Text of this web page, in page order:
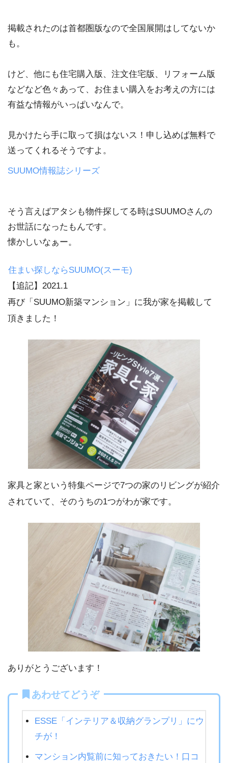
掲載されたのは首都圏版なので全国展開はしてないか
も。
けど、他にも住宅購入版、注文住宅版、リフォーム版
などなど色々あって、お住まい購入をお考えの方には
有益な情報がいっぱいなんで。
見かけたら手に取って損はないス！申し込めば無料で
送ってくれるそうですよ。
SUUMO情報誌シリーズ
そう言えばアタシも物件探してる時はSUUMOさんの
お世話になったもんです。
懐かしいなぁー。
住まい探しならSUUMO(スーモ)
【追記】2021.1
再び「SUUMO新築マンション」に我が家を掲載して
頂きました！
家具と家という特集ページで7つの家のリビングが紹介
されていて、そのうちの1つがわが家です。
ありがとうございます！
あわせてどうぞ
ESSE「インテリア＆収納グランプリ」にウ
チが！
マンション内覧前に知っておきたい！口コ